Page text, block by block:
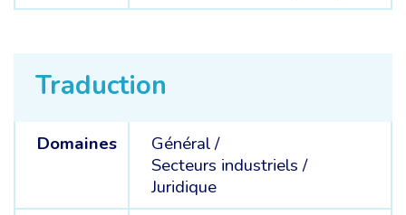
Traduction
Domaines
Général /
Secteurs industriels /
Juridique